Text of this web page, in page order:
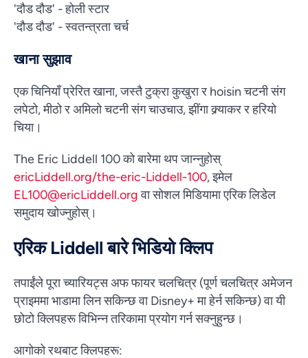
'दौड दौड' - होली स्टार
'दौड दौड' - स्वतन्त्रता चर्च
खाना सुझाव
एक चिनियाँ प्रेरित खाना, जस्तै टुक्रा कुखुरा र hoisin चटनी संग
लपेटो, मीठो र अमिलो चटनी संग चाउचाउ, झींगा क्र्याकर र हरियो
चिया।
The Eric Liddell 100 को बारेमा थप जान्नुहोस्
ericLiddell.org/the-eric-Liddell-100, इमेल
EL100@ericLiddell.orgवा सोशल मिडियामा एरिक लिडेल
समुदाय खोज्नुहोस्।
एरिक Liddell बारे भिडियो क्लिप
तपाईंले पूरा च्यारियट्स अफ फायर चलचित्र (पूर्ण चलचित्र अमेजन
प्राइममा भाडामा लिन सकिन्छ वा Disney+ मा हेर्न सकिन्छ) वा यी
छोटो क्लिपहरू विभिन्न तरिकामा प्रयोग गर्न सक्नुहुन्छ।
आगोको रथबाट क्लिपहरू: